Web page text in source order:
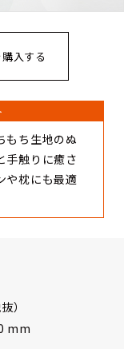
入する
もち生地のぬ
手触りに癒さ
や枕にも最適
）
mm